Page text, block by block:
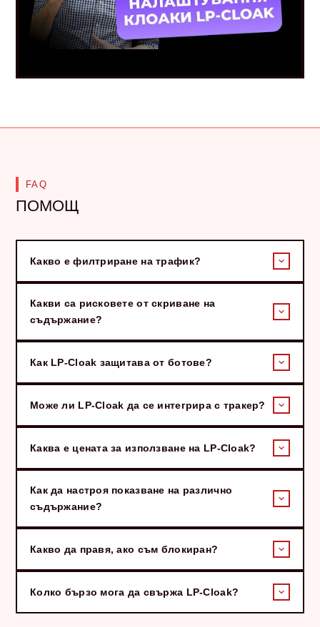
FAQ
ПОМОЩ
Какво е филтриране на трафик?
Какви са рисковете от скриване на
съдържание?
Как LP-Cloak защитава от ботове?
Може ли LP-Cloak да се интегрира с тракер?
Каква е цената за използване на LP-Cloak?
Как да настроя показване на различно
съдържание?
Какво да правя, ако съм блокиран?
Колко бързо мога да свържа LP-Cloak?